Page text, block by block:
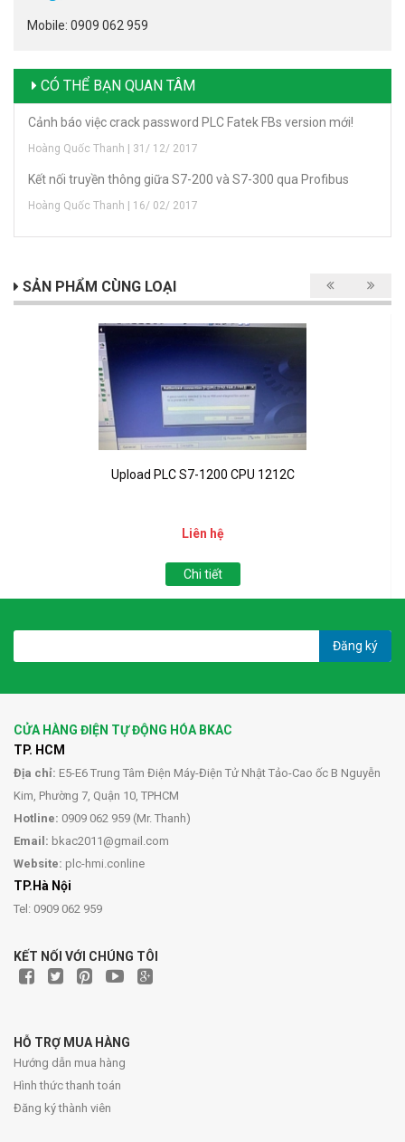
Mobile: 0909 062 959
CÓ THỂ BẠN QUAN TÂM
Cảnh báo việc crack password PLC Fatek FBs version mới!
Hoàng Quốc Thanh | 31/ 12/ 2017
Kết nối truyền thông giữa S7-200 và S7-300 qua Profibus
Hoàng Quốc Thanh | 16/ 02/ 2017
SẢN PHẨM CÙNG LOẠI
Upload PLC S7-1200 CPU 1212C
Liên hệ
Chi tiết
Đăng ký
CỬA HÀNG ĐIỆN TỰ ĐỘNG HÓA BKAC
TP. HCM
Địa chỉ: E5-E6 Trung Tâm Điện Máy-Điện Tử Nhật Tảo-Cao ốc B Nguyễn
Kim, Phường 7, Quận 10, TPHCM
Hotline: 0909 062 959 (Mr. Thanh)
Email: bkac2011@gmail.com
Website: plc-hmi.conline
TP.Hà Nội
Tel: 0909 062 959
KẾT NỐI VỚI CHÚNG TÔI
HỖ TRỢ MUA HÀNG
Hướng dẫn mua hàng
Hình thức thanh toán
Đăng ký thành viên